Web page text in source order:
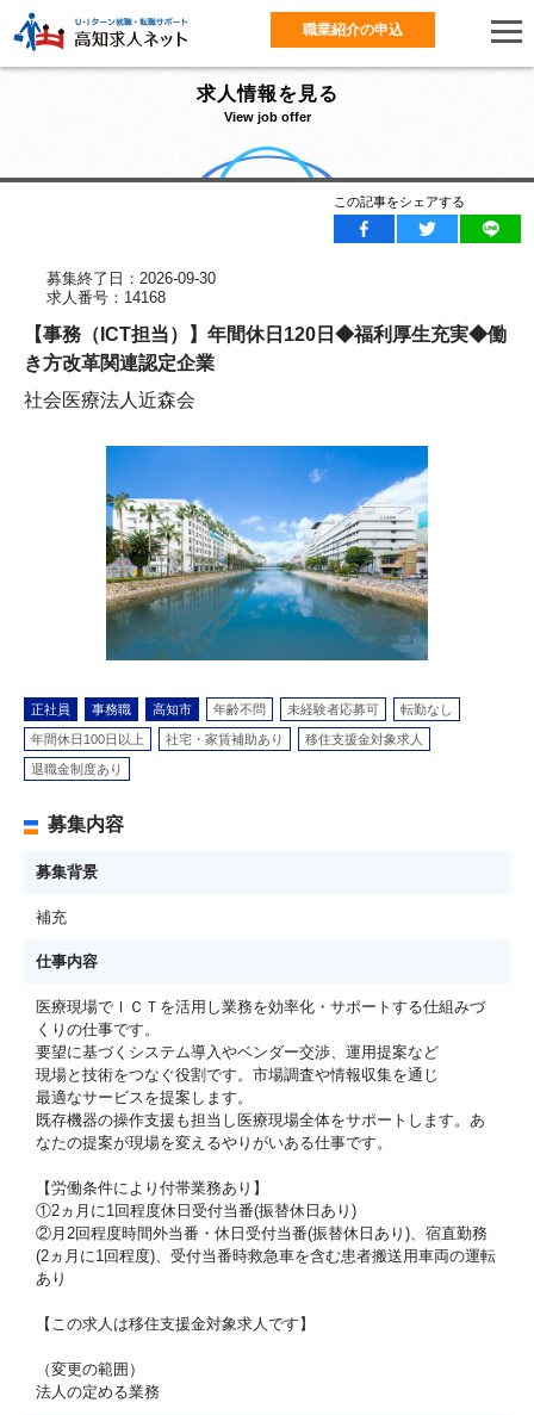
職業紹介の申込
求人情報を見る
View job offer
この記事をシェアする
募集終了日：2026-09-30
求人番号：14168
【事務（ICT担当）】年間休日120日◆福利厚生充実◆働
き方改革関連認定企業
社会医療法人近森会
正社員 事務職 高知市 年齢不問 未経験者応募可 転勤なし
年間休日100日以上 社宅・家賃補助あり 移住支援金対象求人
退職金制度あり
募集内容
募集背景
補充
仕事内容
医療現場でＩＣＴを活用し業務を効率化・サポートする仕組みづ
くりの仕事です。
要望に基づくシステム導入やベンダー交渉、運用提案など
現場と技術をつなぐ役割です。市場調査や情報収集を通じ
最適なサービスを提案します。
既存機器の操作支援も担当し医療現場全体をサポートします。あ
なたの提案が現場を変えるやりがいある仕事です。
【労働条件により付帯業務あり】
①2ヵ月に1回程度休日受付当番(振替休日あり)
②月2回程度時間外当番・休日受付当番(振替休日あり)、宿直勤務
(2ヵ月に1回程度)、受付当番時救急車を含む患者搬送用車両の運転
あり
【この求人は移住支援金対象求人です】
（変更の範囲）
法人の定める業務